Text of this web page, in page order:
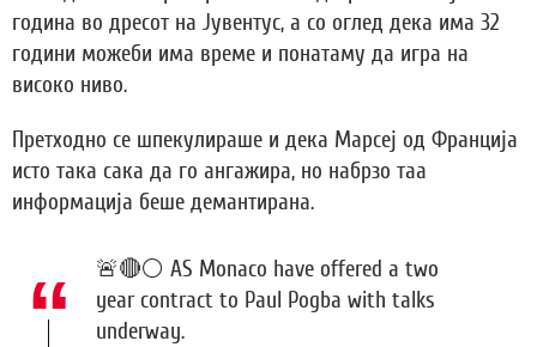
година во дресот на Јувентус, а со оглед дека има 32
години можеби има време и понатаму да игра на
високо ниво.
Претходно се шпекулираше и дека Марсеј од Франција
исто така сака да го ангажира, но набрзо таа
информација беше демантирана.
🚨🔴⚪️ AS Monaco have offered a two
year contract to Paul Pogba with talks
underway.